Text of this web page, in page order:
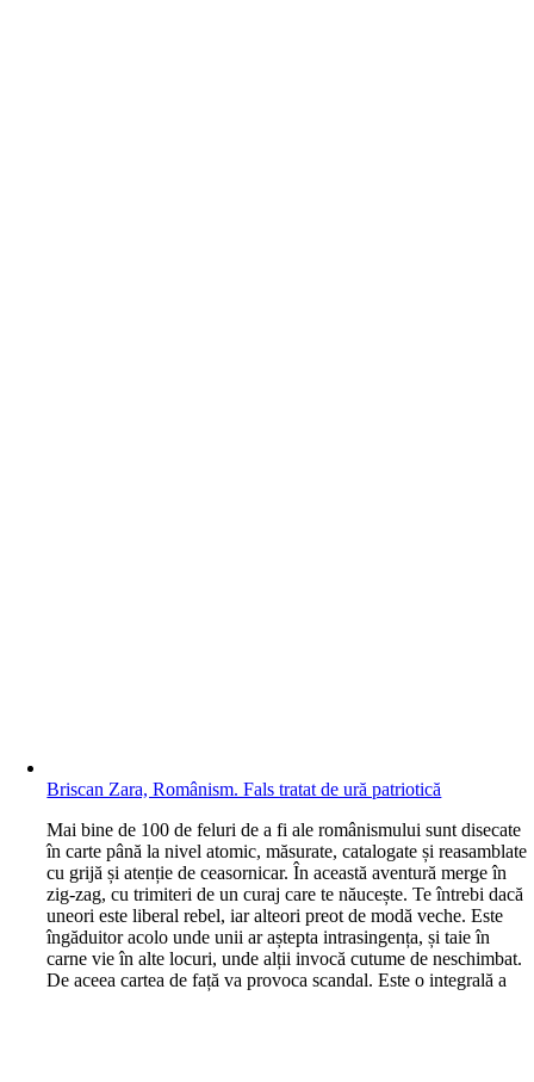
Briscan Zara, Românism. Fals tratat de ură patriotică
Mai bine de 100 de feluri de a fi ale românismului sunt disecate
în carte până la nivel atomic, măsurate, catalogate și reasamblate
cu grijă și atenție de ceasornicar. În această aventură merge în
zig-zag, cu trimiteri de un curaj care te năucește. Te întrebi dacă
uneori este liberal rebel, iar alteori preot de modă veche. Este
îngăduitor acolo unde unii ar aștepta intrasingența, și taie în
carne vie în alte locuri, unde alții invocă cutume de neschimbat.
De aceea cartea de față va provoca scandal. Este o integrală a